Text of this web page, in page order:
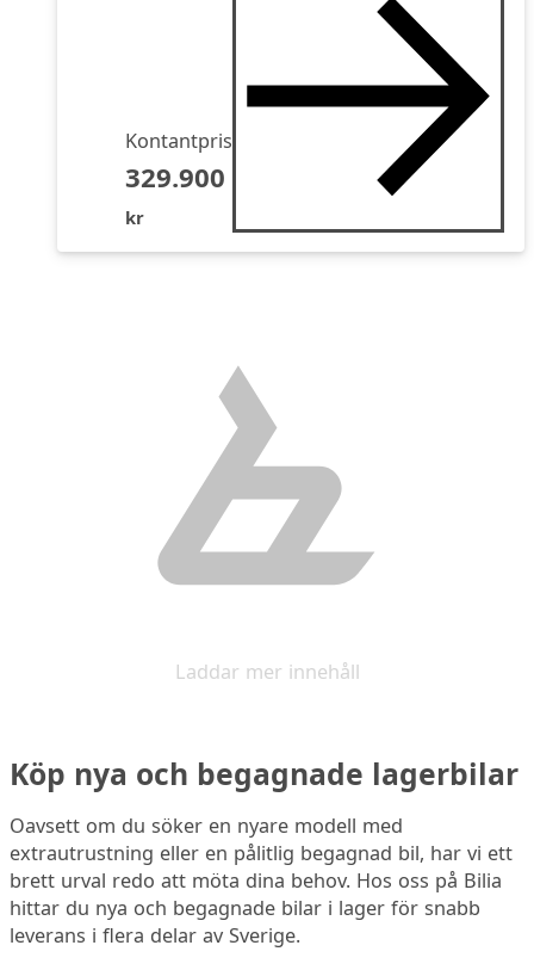
Kontantpris
329.900
kr
Laddar mer innehåll
Köp nya och begagnade lagerbilar
Oavsett om du söker en nyare modell med
extrautrustning eller en pålitlig begagnad bil, har vi ett
brett urval redo att möta dina behov. Hos oss på Bilia
hittar du nya och begagnade bilar i lager för snabb
leverans i flera delar av Sverige.